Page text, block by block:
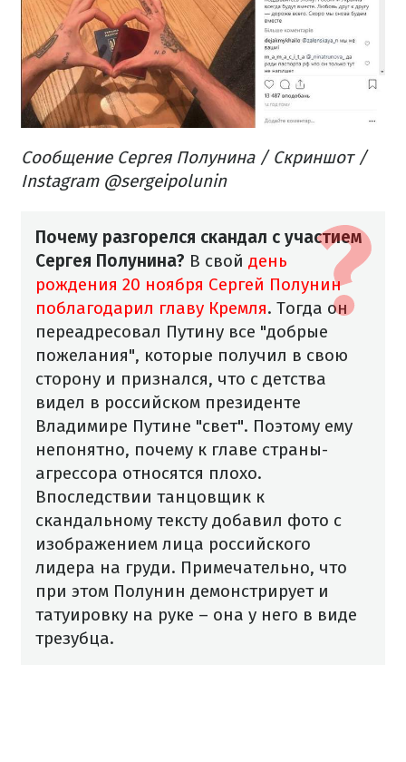
Сообщение Сергея Полунина / Скриншот /
Instagram @sergeipolunin
Почему разгорелся скандал с участием
Сергея Полунина? В свой день
рождения 20 ноября Сергей Полунин
поблагодарил главу Кремля. Тогда он
переадресовал Путину все "добрые
пожелания", которые получил в свою
сторону и признался, что с детства
видел в российском президенте
Владимире Путине "свет". Поэтому ему
непонятно, почему к главе страны-
агрессора относятся плохо.
Впоследствии танцовщик к
скандальному тексту добавил фото с
изображением лица российского
лидера на груди. Примечательно, что
при этом Полунин демонстрирует и
татуировку на руке – она у него в виде
трезубца.